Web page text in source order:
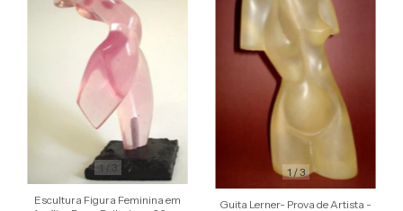
1 / 3
Escultura Figura Feminina em
1 /3
Guita Lerner- Prova de Artista -